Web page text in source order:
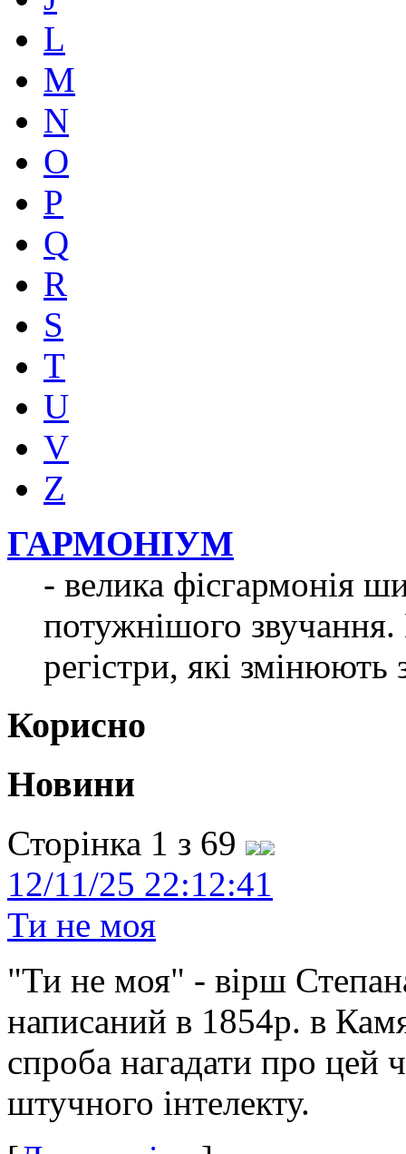
L
M
N
O
P
Q
R
S
T
U
V
Z
ГАРМОНІУМ
- велика фісгармонія
потужнішого
регістри, які змінюють
Корисно
Новини
Сторінка 1 з 69
12/11/25 22:12:41
Ти не моя
"Ти не моя" - вірш
написаний в 1854р. в
спроба нагадати про цей
штучного інтелекту.